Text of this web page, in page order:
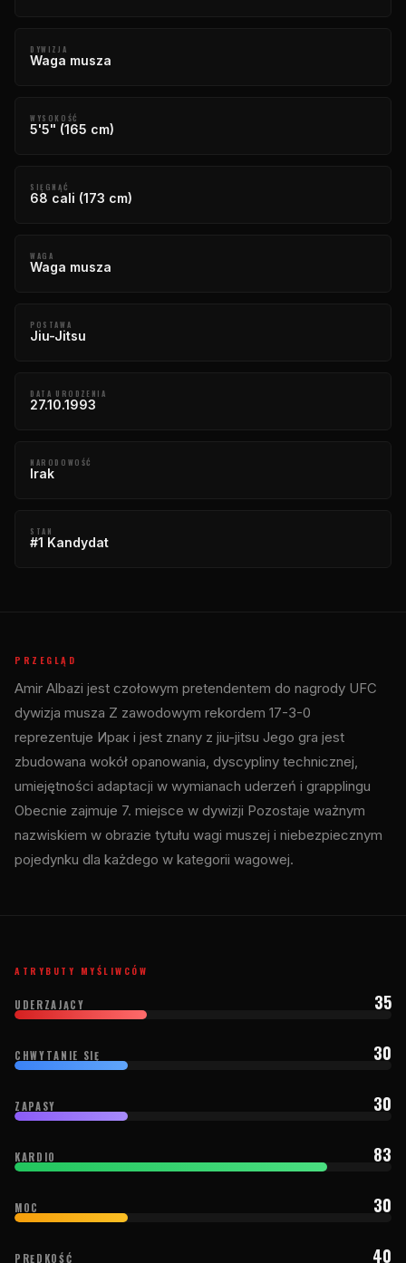
DYWIZJA
Waga musza
WYSOKOŚĆ
5'5" (165 cm)
SIĘGNĄĆ
68 cali (173 cm)
WAGA
Waga musza
POSTAWA
Jiu-Jitsu
DATA URODZENIA
27.10.1993
NARODOWOŚĆ
Irak
STAN
#1 Kandydat
PRZEGLĄD
Amir Albazi jest czołowym pretendentem do nagrody UFC
dywizja musza Z zawodowym rekordem 17-3-0
reprezentuje Ирак i jest znany z jiu-jitsu Jego gra jest
zbudowana wokół opanowania, dyscypliny technicznej,
umiejętności adaptacji w wymianach uderzeń i grapplingu
Obecnie zajmuje 7. miejsce w dywizji Pozostaje ważnym
nazwiskiem w obrazie tytułu wagi muszej i niebezpiecznym
pojedynku dla każdego w kategorii wagowej.
ATRYBUTY MYŚLIWCÓW
UDERZAJĄCY 35
CHWYTANIE SIĘ 30
ZAPASY 30
KARDIO 83
MOC 30
PRĘDKOŚĆ 40